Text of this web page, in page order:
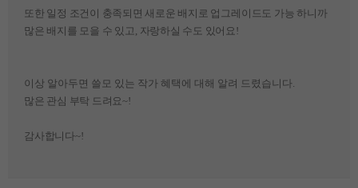
또한 일정 조건이 충족되면 새로운 배지로 업그레이드도 가능 하니까
많은 배지를 모을 수 있고 , 자랑하실 수도 있어요 !
이상 알아두면 쓸모 있는 작가 혜택에 대해 알려 드렸습니다.
많은 관심 부탁 드려요~!
감사합니다~!